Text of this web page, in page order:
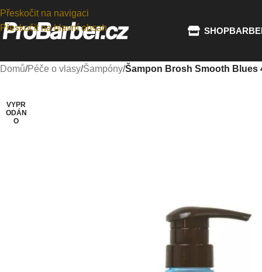
Přeskočit na navigaci
Přeskočit na hlavní obsah
SHOP
Domů/Péče o vlasy/Šampóny/Šampon Brosh Smooth Blues
VYPR
ODÁN
O